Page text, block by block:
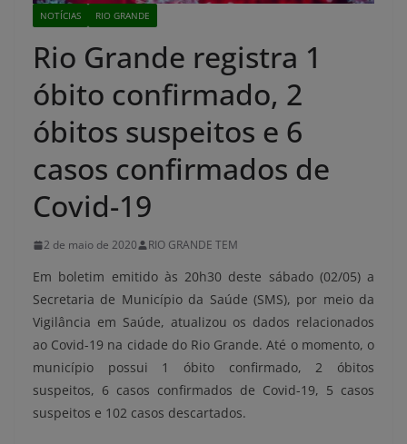
NOTÍCIAS RIO GRANDE
Rio Grande registra 1
óbito confirmado, 2
óbitos suspeitos e 6
casos confirmados de
Covid-19
2 de maio de 2020 RIO GRANDE TEM
Em boletim emitido às 20h30 deste sábado (02/05) a
Secretaria de Município da Saúde (SMS), por meio da
Vigilância em Saúde, atualizou os dados relacionados
ao Covid-19 na cidade do Rio Grande. Até o momento, o
município possui 1 óbito confirmado, 2 óbitos
suspeitos, 6 casos confirmados de Covid-19, 5 casos
suspeitos e 102 casos descartados.